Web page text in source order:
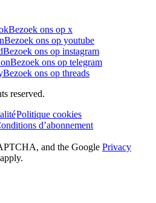
Bezoek ons op x
Bezoek ons op youtube
Bezoek ons op instagram
Bezoek ons op telegram
Bezoek ons op threads
reserved.
Politique cookies
d’abonnement
and the Google Privacy
apply.